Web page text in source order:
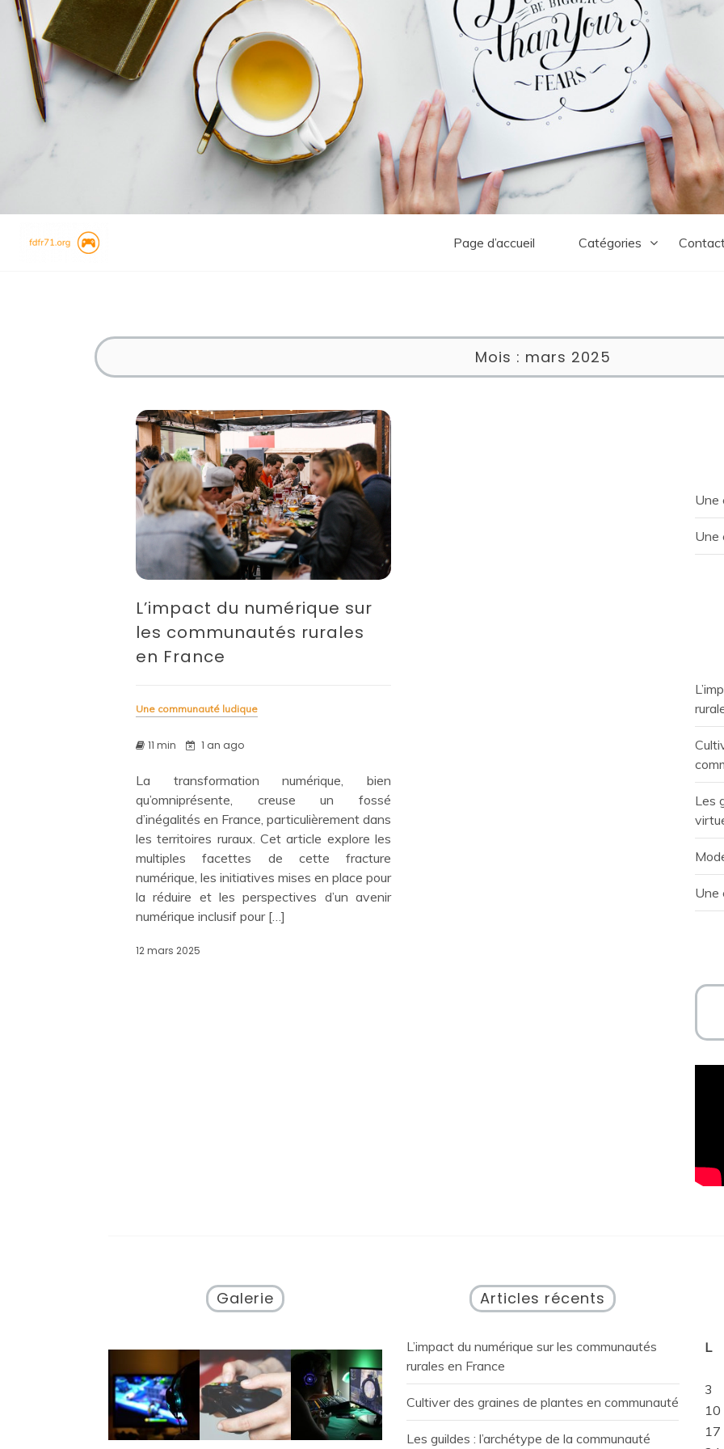
Page d’accueil Catégories
Mois : mars 2025
L’impact du numérique sur
les communautés rurales
en France
Une communauté ludique
11 min 1 an ago
La transformation numérique, bien
qu’omniprésente, creuse un fossé
d’inégalités en France, particulièrement dans
les territoires ruraux. Cet article explore les
multiples facettes de cette fracture
numérique, les initiatives mises en place pour
la réduire et les perspectives d’un avenir
numérique inclusif pour […]
12 mars 2025
Une
Une
Les
Une
Galerie Articles récents
L’impact du numérique sur les communautés
rurales en France
Cultiver des graines de plantes en communauté
Les guildes : l’archétype de la communauté
L
3
10
17